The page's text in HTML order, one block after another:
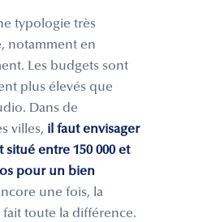
typologie très
notamment en
Les budgets sont
plus élevés que
Dans de
villes, il faut envisager
entre 150 000 et
pour un bien
une fois, la
fait toute la différence.